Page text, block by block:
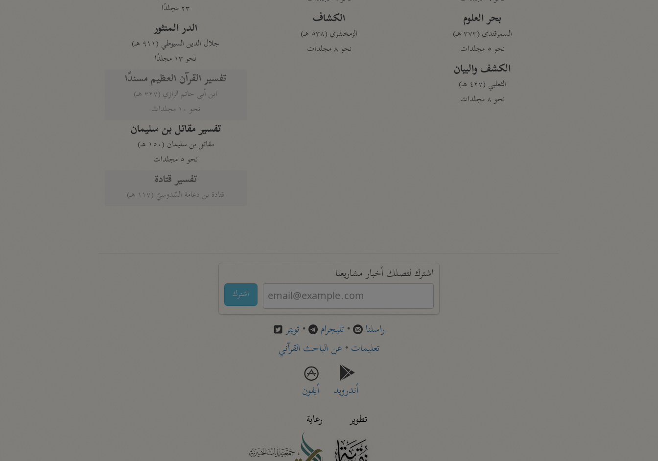
بحر العلوم
السمرقندي (٣٧٣ هـ)
نحو ٥ مجلدات
الكشف والبيان
الثعلبي (٤٢٧ هـ)
نحو ٨ مجلدات
الكشاف
الزمخشري (٥٣٨ هـ)
نحو ٨ مجلدات
٢٣ مجلدًا
الدر المنثور
جلال الدين السيوطي (٩١١ هـ)
نحو ١٣ مجلدًا
تفسير القرآن العظيم مسندًا
ابن أبي حاتم الرازي (٣٢٧ هـ)
نحو ١٠ مجلدات
تفسير مقاتل بن سليمان
مقاتل بن سليمان (١٥٠ هـ)
نحو ٥ مجلدات
تفسير قتادة
قتادة بن دعامة السّدوسيّ (١١٧ هـ)
اشترك لتصلك أخبار مشاريعنا
اشترك
راسلنا • تليجرام • تويتر
تعليمات• عن الباحث القرآني
أندرويد
أيفون
تطوير
رعاية